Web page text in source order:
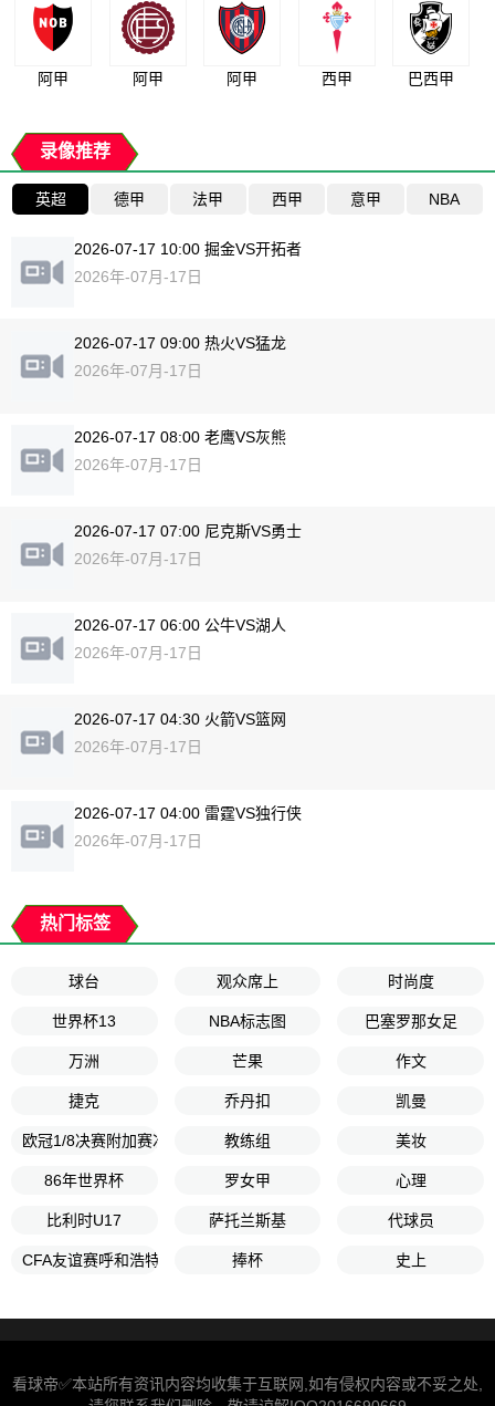
阿甲 阿甲 阿甲 西甲 巴西甲
录像推荐
英超 德甲 法甲 西甲 意甲 NBA
2026-07-17 10:00 掘金VS开拓者
2026年-07月-17日
2026-07-17 09:00 热火VS猛龙
2026年-07月-17日
2026-07-17 08:00 老鹰VS灰熊
2026年-07月-17日
2026-07-17 07:00 尼克斯VS勇士
2026年-07月-17日
2026-07-17 06:00 公牛VS湖人
2026年-07月-17日
2026-07-17 04:30 火箭VS篮网
2026年-07月-17日
2026-07-17 04:00 雷霆VS独行侠
2026年-07月-17日
热门标签
球台 观众席上 时尚度
世界杯13 NBA标志图 巴塞罗那女足
万洲 芒果 作文
捷克 乔丹扣 凯曼
欧冠1/8决赛附加赛次回合 教练组 美妆
86年世界杯 罗女甲 心理
比利时U17 萨托兰斯基 代球员
CFA友谊赛呼和浩特赛第2轮 捧杯 史上
看球帝✅本站所有资讯内容均收集于互联网,如有侵权内容或不妥之处,